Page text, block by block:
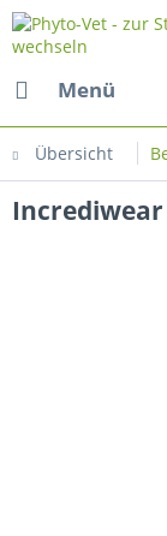
Menü
Übersicht